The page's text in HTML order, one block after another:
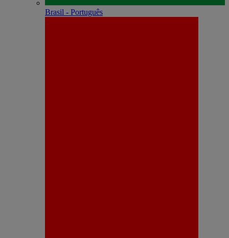
Brasil - Português